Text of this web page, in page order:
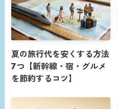
夏の旅行代を安くする方法
7つ【新幹線・宿・グルメ
を節約するコツ】